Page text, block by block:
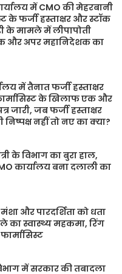
में CMO की मेहरबानी
के फर्जी हस्ताक्षर और स्टॉक
के मामले में लीपापोती
और अपर महानिदेशक का
में तैनात फर्जी हस्ताक्षर
के खिलाफ एक और
जारी, जब फर्जी हस्ताक्षर
नहीं तो नए का क्या?
के विभाग का बुरा हाल,
कार्यालय बना दलाली का
और पारदर्शिता को धता
का स्वास्थ्य महकमा, रिंग
में सरकार की तबादला